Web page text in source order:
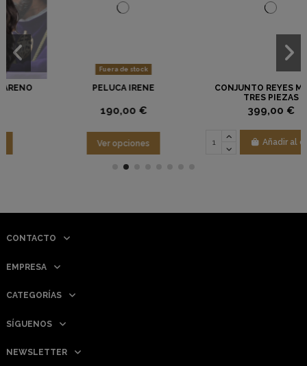
Fuera de stock
PELUCA IRENE
190,00 €
Ver opciones
CONJUNTO REYES MAGOS
TRES PIEZAS
399,00 €
Añadir al carrito
CONTACTO
EMPRESA
CATEGORÍAS
SÍGUENOS
NEWSLETTER